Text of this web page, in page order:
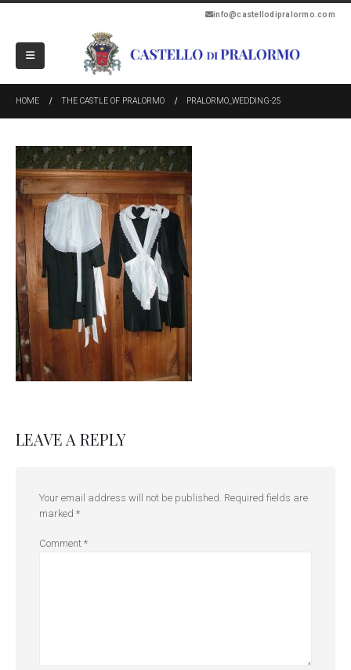
info@castellodipralormo.com
HOME THE CASTLE OF PRALORMO PRALORMO_WEDDING-25
LEAVE A REPLY
Your email address will not be published. Required fields are
marked *
Comment *